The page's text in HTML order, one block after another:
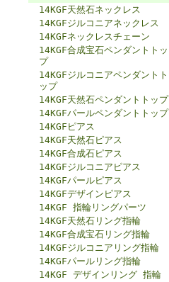
14KGF天然石ネックレス
14KGFジルコニアネックレス
14KGFネックレスチェーン
14KGF合成宝石ペンダントトッ
プ
14KGFジルコニアペンダントト
ップ
14KGF天然石ペンダントトップ
14KGFパールペンダントトップ
14KGFピアス
14KGF天然石ピアス
14KGF合成石ピアス
14KGFジルコニアピアス
14KGFパールピアス
14KGFデザインピアス
14KGF 指輪リングパーツ
14KGF天然石リング指輪
14KGF合成宝石リング指輪
14KGFジルコニアリング指輪
14KGFパールリング指輪
14KGF デザインリング 指輪